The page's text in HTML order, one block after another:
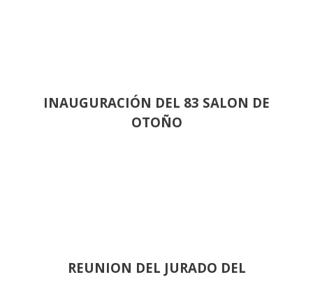
INAUGURACIÓN DEL 83 SALON DE
OTOÑO
REUNION DEL JURADO DEL